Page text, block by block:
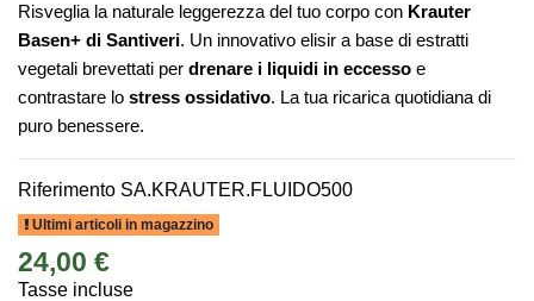
Risveglia la naturale leggerezza del tuo corpo con Krauter
Basen+ di Santiveri. Un innovativo elisir a base di estratti
vegetali brevettati per drenare i liquidi in eccesso e
contrastare lo stress ossidativo. La tua ricarica quotidiana di
puro benessere.
Riferimento SA.KRAUTER.FLUIDO500
Ultimi articoli in magazzino
24,00 €
Tasse incluse